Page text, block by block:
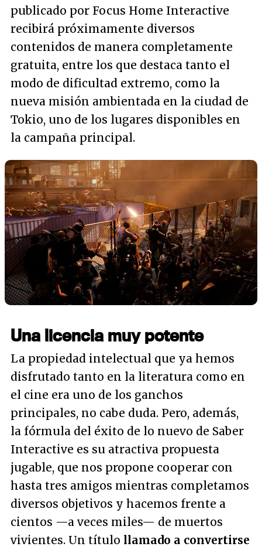
publicado por Focus Home Interactive
recibirá próximamente diversos
contenidos de manera completamente
gratuita, entre los que destaca tanto el
modo de dificultad extremo, como la
nueva misión ambientada en la ciudad de
Tokio, uno de los lugares disponibles en
la campaña principal.
Una licencia muy potente
La propiedad intelectual que ya hemos
disfrutado tanto en la literatura como en
el cine era uno de los ganchos
principales, no cabe duda. Pero, además,
la fórmula del éxito de lo nuevo de Saber
Interactive es su atractiva propuesta
jugable, que nos propone cooperar con
hasta tres amigos mientras completamos
diversos objetivos y hacemos frente a
cientos —a veces miles— de muertos
vivientes. Un título llamado a convertirse